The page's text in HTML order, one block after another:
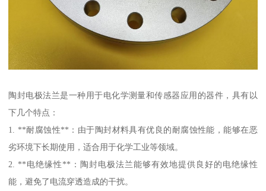
陶封电极法兰是一种用于电化学测量和传感器应用的器件，具有以
下几个特点：
1. **耐腐蚀性**：由于陶封材料具有优良的耐腐蚀性能，能够在恶
劣环境下长期使用，适合用于化学工业等领域。
2. **电绝缘性**：陶封电极法兰能够有效地提供良好的电绝缘性
能，避免了电流穿透造成的干扰。